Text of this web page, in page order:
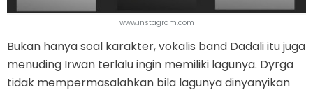
www.instagram.com
Bukan hanya soal karakter, vokalis band Dadali itu juga
menuding Irwan terlalu ingin memiliki lagunya. Dyrga
tidak mempermasalahkan bila lagunya dinyanyikan